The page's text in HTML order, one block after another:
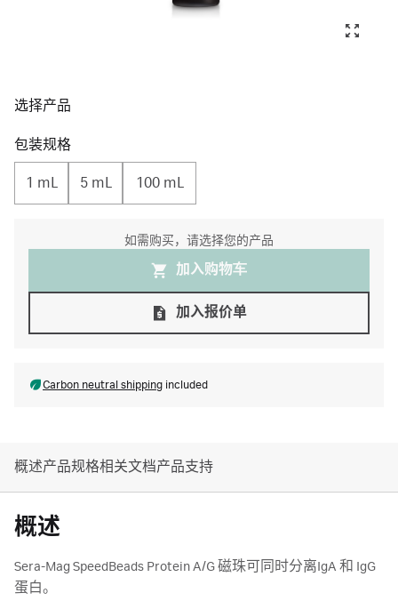
选择产品
包装规格
1 mL 5 mL 100 mL
如需购买，请选择您的产品
加入购物⻋
加入报价单
Carbon neutral shipping included
概述产品规格相关文档产品支持
概述
Sera-Mag SpeedBeads Protein A/G 磁珠可同时分离IgA 和 IgG
蛋白。